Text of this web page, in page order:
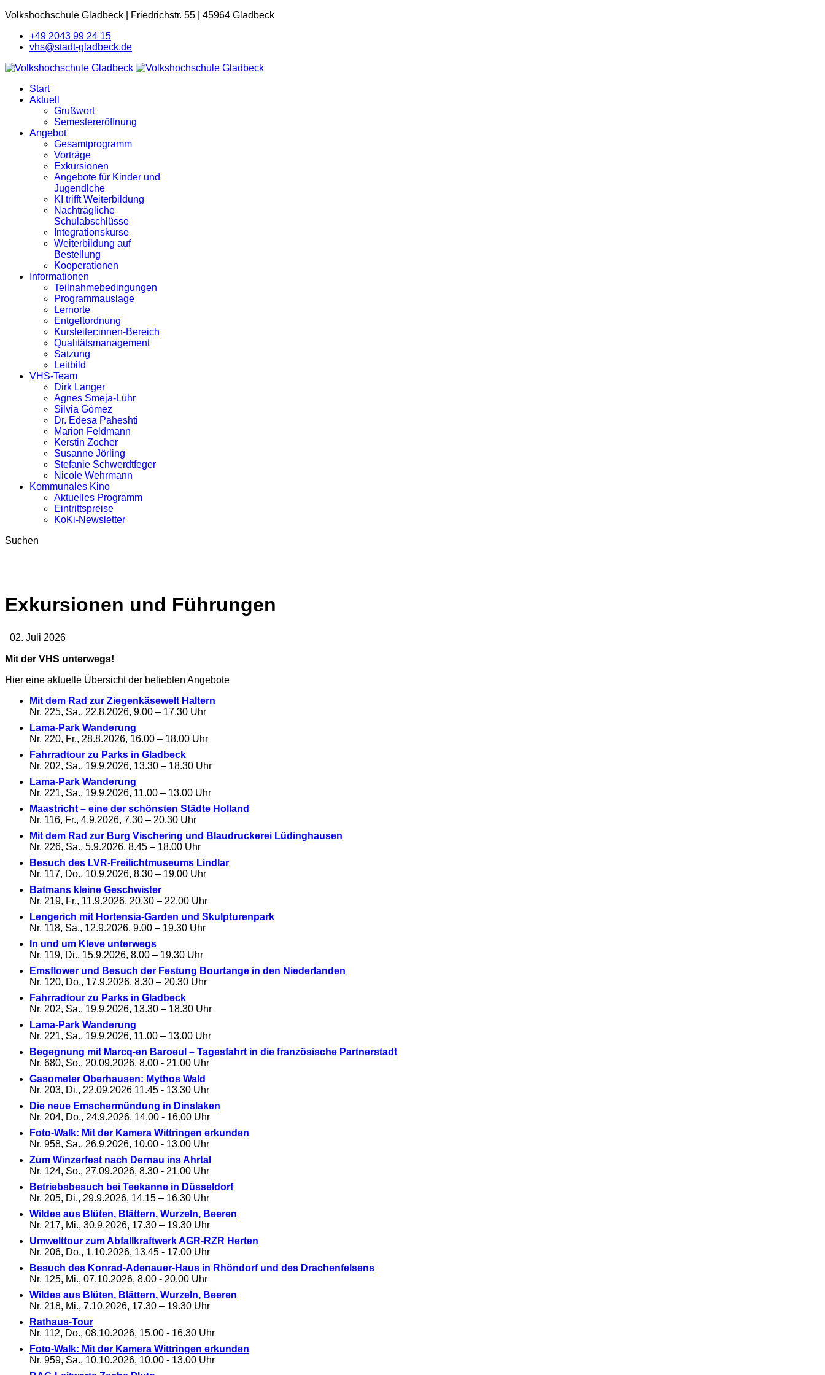
Volkshochschule Gladbeck Friedrichstr. 55
45964 Gladbeck
+49 2043 99 24 15
vhs@stadt-gladbeck.de
Start
Aktuell
Grußwort
Semestereröffnung
Angebot
Gesamtprogramm
Vorträge
Exkursionen
Angebote für Kinder und
Jugendlche
KI trifft Weiterbildung
Nachträgliche
Schulabschlüsse
Integrationskurse
Weiterbildung auf
Bestellung
Kooperationen
Informationen
Teilnahmebedingungen
Programmauslage
Lernorte
Entgeltordnung
Kursleiter:innen-Bereich
Qualitätsmanagement
Satzung
Leitbild
VHS-Team
Dirk Langer
Agnes Smeja-Lühr
Silvia Gómez
Dr. Edesa Paheshti
Marion Feldmann
Kerstin Zocher
Susanne Jörling
Stefanie Schwerdtfeger
Nicole Wehrmann
Kommunales Kino
Aktuelles Programm
Eintrittspreise
KoKi-Newsletter
Suchen
Exkursionen und Führungen
02. Juli 2026
Mit der VHS unterwegs!
Hier eine aktuelle Übersicht der beliebten Angebote
Mit dem Rad zur Ziegenkäsewelt Haltern
Nr. 225, Sa., 22.8.2026, 9.00 – 17.30 Uhr
Lama-Park Wanderung
Nr. 220, Fr., 28.8.2026, 16.00 – 18.00 Uhr
Fahrradtour zu Parks in Gladbeck
Nr. 202, Sa., 19.9.2026, 13.30 – 18.30 Uhr
Lama-Park Wanderung
Nr. 221, Sa., 19.9.2026, 11.00 – 13.00 Uhr
Maastricht – eine der schönsten Städte Holland
Nr. 116, Fr., 4.9.2026, 7.30 – 20.30 Uhr
Mit dem Rad zur Burg Vischering und Blaudruckerei Lüdinghausen
Nr. 226, Sa., 5.9.2026, 8.45 – 18.00 Uhr
Besuch des LVR-Freilichtmuseums Lindlar
Nr. 117, Do., 10.9.2026, 8.30 – 19.00 Uhr
Batmans kleine Geschwister
Nr. 219, Fr., 11.9.2026, 20.30 – 22.00 Uhr
Lengerich mit Hortensia-Garden und Skulpturenpark
Nr. 118, Sa., 12.9.2026, 9.00 – 19.30 Uhr
In und um Kleve unterwegs
Nr. 119, Di., 15.9.2026, 8.00 – 19.30 Uhr
Emsflower und Besuch der Festung Bourtange in den Niederlanden
Nr. 120, Do., 17.9.2026, 8.30 – 20.30 Uhr
Fahrradtour zu Parks in Gladbeck
Nr. 202, Sa., 19.9.2026, 13.30 – 18.30 Uhr
Lama-Park Wanderung
Nr. 221, Sa., 19.9.2026, 11.00 – 13.00 Uhr
Begegnung mit Marcq-en Baroeul – Tagesfahrt in die französische Partnerstadt
Nr. 680, So., 20.09.2026, 8.00 - 21.00 Uhr
Gasometer Oberhausen: Mythos Wald
Nr. 203, Di., 22.09.2026 11.45 - 13.30 Uhr
Die neue Emschermündung in Dinslaken
Nr. 204, Do., 24.9.2026, 14.00 - 16.00 Uhr
Foto-Walk: Mit der Kamera Wittringen erkunden
Nr. 958, Sa., 26.9.2026, 10.00 - 13.00 Uhr
Zum Winzerfest nach Dernau ins Ahrtal
Nr. 124, So., 27.09.2026, 8.30 - 21.00 Uhr
Betriebsbesuch bei Teekanne in Düsseldorf
Nr. 205, Di., 29.9.2026, 14.15 – 16.30 Uhr
Wildes aus Blüten, Blättern, Wurzeln, Beeren
Nr. 217, Mi., 30.9.2026, 17.30 – 19.30 Uhr
Umwelttour zum Abfallkraftwerk AGR-RZR Herten
Nr. 206, Do., 1.10.2026, 13.45 - 17.00 Uhr
Besuch des Konrad-Adenauer-Haus in Rhöndorf und des Drachenfelsens
Nr. 125, Mi., 07.10.2026, 8.00 - 20.00 Uhr
Wildes aus Blüten, Blättern, Wurzeln, Beeren
Nr. 218, Mi., 7.10.2026, 17.30 – 19.30 Uhr
Rathaus-Tour
Nr. 112, Do., 08.10.2026, 15.00 - 16.30 Uhr
Foto-Walk: Mit der Kamera Wittringen erkunden
Nr. 959, Sa., 10.10.2026, 10.00 - 13.00 Uhr